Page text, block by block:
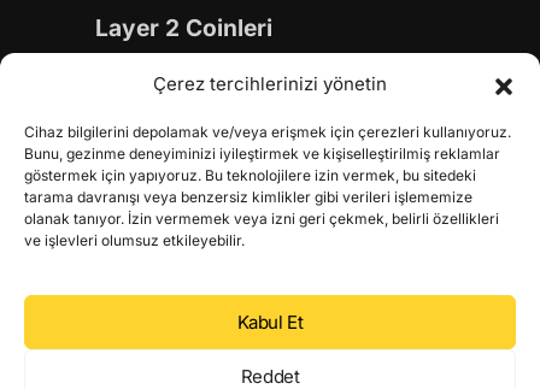
Çerez tercihlerinizi yönetin
Cihaz bilgilerini depolamak ve/veya erişmek için çerezleri kullanıyoruz.
Bunu, gezinme deneyiminizi iyileştirmek ve kişiselleştirilmiş reklamlar
göstermek için yapıyoruz. Bu teknolojilere izin vermek, bu sitedeki
tarama davranışı veya benzersiz kimlikler gibi verileri işlememize
olanak tanıyor. İzin vermemek veya izni geri çekmek, belirli özellikleri
ve işlevleri olumsuz etkileyebilir.
Kabul Et
Reddet
Layer 2 Coinleri
Yapay Zeka (AI) Coinleri
Gaming Coinleri
RWA Coinleri
DeFi Coinleri
DePIN Coinleri
Metaverse Coinleri
Web 3.0 Coinleri